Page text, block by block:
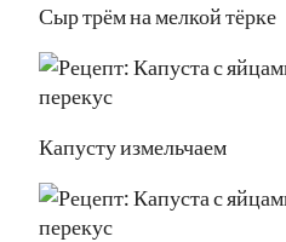
Сыр трём на мелкой тёрке
Капусту измельчаем